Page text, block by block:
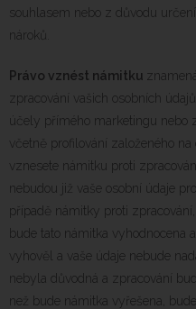
souhlasem nebo z důvodu
nároků.
Právo vznést námitku
zpracování vašich osobních
účely přímého marketingu nebo
včetně profilování založeného
vznesete námitku proti
nebudou již vaše osobní údaje
případě námitky proti
bude tato námitka vyhodnocena
vyhověl a vaše údaje nebude
nebyla důvodná a zpracování
než bude námitka vyřešena,